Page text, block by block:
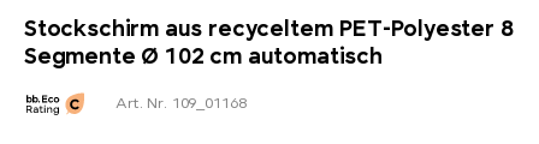
Stockschirm aus recyceltem PET-Polyester 8
Segmente Ø 102 cm automatisch
Art. Nr. 109_01168